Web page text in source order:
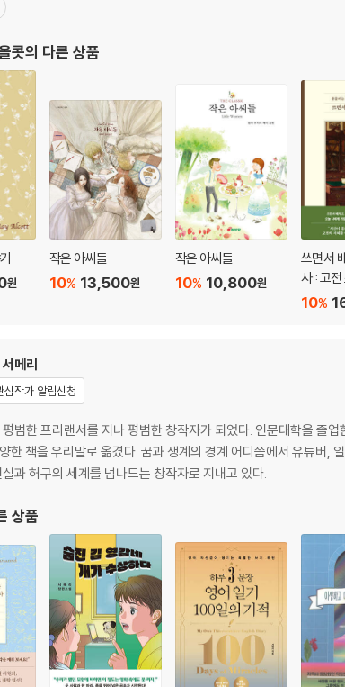
콧의 다른 상품
원
작은 아씨들
13,500원
10%
작은 아씨들
10,800원
10%
쓰면서
사 : 고
10%
서메리
심작가 알림신청
범한 프리랜서를 지나 평범한 창작자가 되었다. 인문대학을 졸
한 책을 우리말로 옮겼다. 꿈과 생계의 경계 어디쯤에서 유튜버,
과 허구의 세계를 넘나드는 창작자로 지내고 있다.
상품